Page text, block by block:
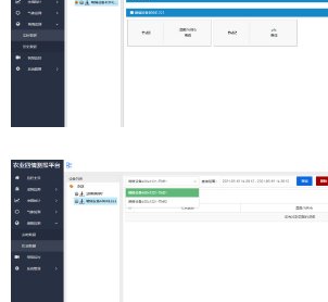
实时